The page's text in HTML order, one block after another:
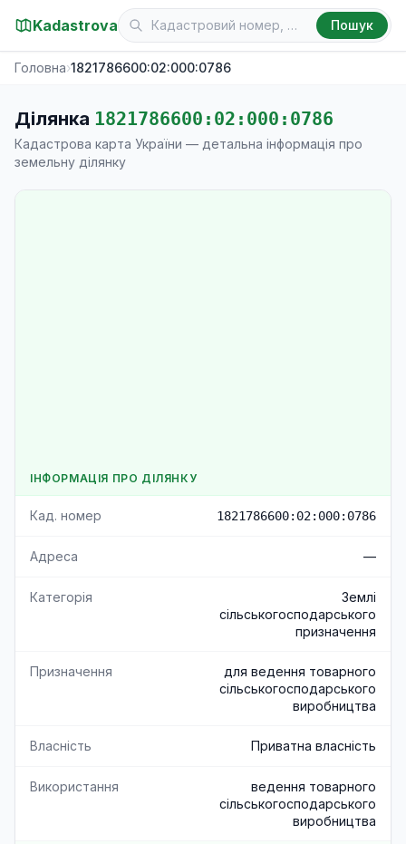
Kadastrova Пошук
Головна›1821786600:02:000:0786
Ділянка 1821786600:02:000:0786
Кадастрова карта України — детальна інформація про
земельну ділянку
ІНФОРМАЦІЯ ПРО ДІЛЯНКУ
Кад. номер 1821786600:02:000:0786
Адреса —
Категорія
Землі
сільськогосподарського
призначення
Призначення
для ведення товарного
сільськогосподарського
виробництва
Власність Приватна власність
Використання
ведення товарного
сільськогосподарського
виробництва